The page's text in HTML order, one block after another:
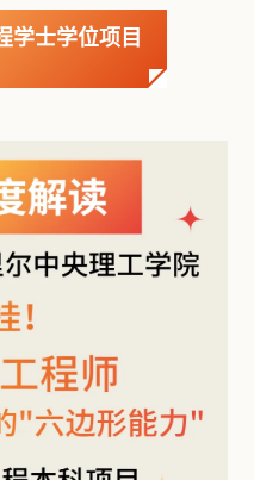
学士学位项目